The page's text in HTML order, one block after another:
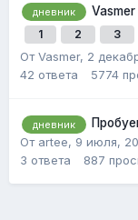
дневник
1 2 3
От Vasmer, 2
42 ответа 5774
дневник
От artee, 9 июля,
3 ответа 887